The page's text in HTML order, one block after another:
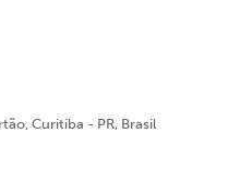
Curitiba - PR, Brasil